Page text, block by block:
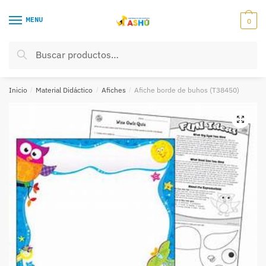
MENU
Buscar
Buscar
0
Inicio / Material Didáctico / Afiches / Afiche borde de buhos (T38450)